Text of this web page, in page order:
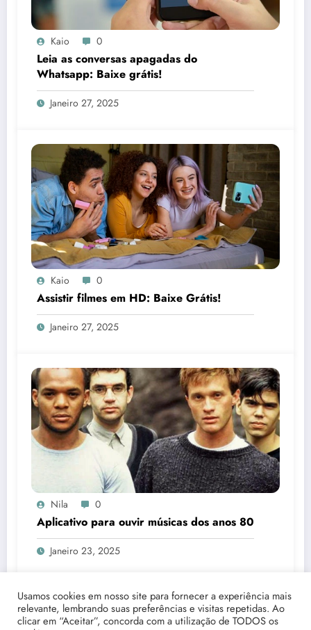
Kaio 0
Leia as conversas apagadas do
Whatsapp: Baixe grátis!
Janeiro 27, 2025
Kaio 0
Assistir filmes em HD: Baixe Grátis!
Janeiro 27, 2025
Nila 0
Aplicativo para ouvir músicas dos anos 80
Janeiro 23, 2025
Usamos cookies em nosso site para fornecer a experiência mais
relevante, lembrando suas preferências e visitas repetidas. Ao
clicar em “Aceitar”, concorda com a utilização de TODOS os